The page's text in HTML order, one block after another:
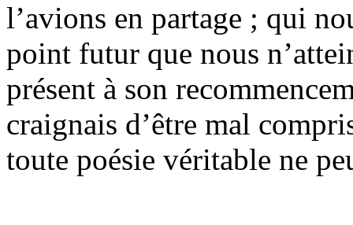
l’avions en partage ; qui
point futur que nous
présent à son
craignais d’être mal
toute poésie véritable ne